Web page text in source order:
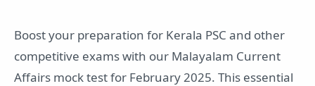
Boost your preparation for Kerala PSC and other
competitive exams with our Malayalam Current
Affairs mock test for February 2025. This essential